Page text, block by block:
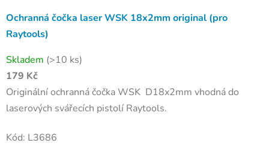
Ochranná čočka laser WSK 18x2mm original (pro
Raytools)
Skladem (>10 ks)
179 Kč
Originální ochranná čočka WSK D18x2mm vhodná do
laserových svářecích pistolí Raytools.
Kód: L3686